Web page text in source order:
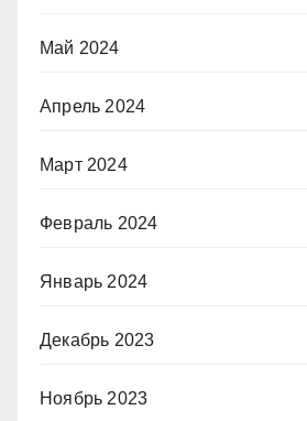
Май 2024
Апрель 2024
Март 2024
Февраль 2024
Январь 2024
Декабрь 2023
Ноябрь 2023